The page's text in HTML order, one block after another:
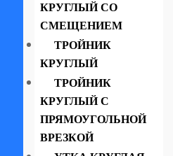
КРУГЛЫЙ СО
СМЕЩЕНИЕМ
ТРОЙНИК
КРУГЛЫЙ
ТРОЙНИК
КРУГЛЫЙ С
ПРЯМОУГОЛЬНОЙ
ВРЕЗКОЙ